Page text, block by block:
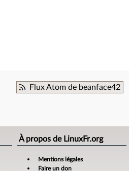
Flux Atom de beanface42
À propos de LinuxFr.org
Mentions légales
Faire un don